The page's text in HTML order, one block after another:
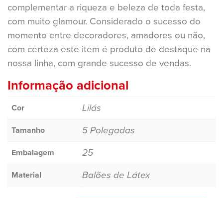
complementar a riqueza e beleza de toda festa,
com muito glamour. Considerado o sucesso do
momento entre decoradores, amadores ou não,
com certeza este item é produto de destaque na
nossa linha, com grande sucesso de vendas.
Informação adicional
Cor Lilás
Tamanho 5 Polegadas
Embalagem 25
Material Balões de Látex